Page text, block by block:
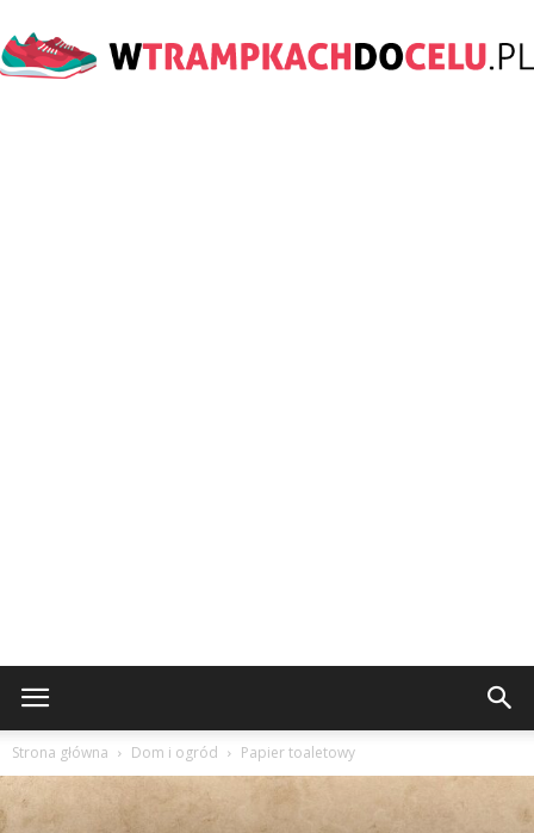
Strona główna Dom i ogród Papier toaletowy